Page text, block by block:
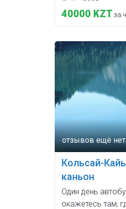
40000 KZTза
Кольсай-
каньон
Один день
окажетесь там,